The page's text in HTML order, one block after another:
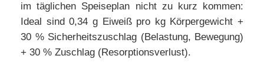
im täglichen Speiseplan nicht zu kurz kommen:
Ideal sind 0,34 g Eiweiß pro kg Körpergewicht +
30 % Sicherheitszuschlag (Belastung, Bewegung)
+ 30 % Zuschlag (Resorptionsverlust).